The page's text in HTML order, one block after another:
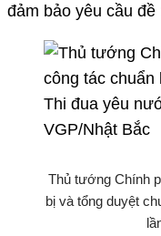
đảm bảo yêu cầu đề
Thủ tướng Chính
bị và tổng duyệt